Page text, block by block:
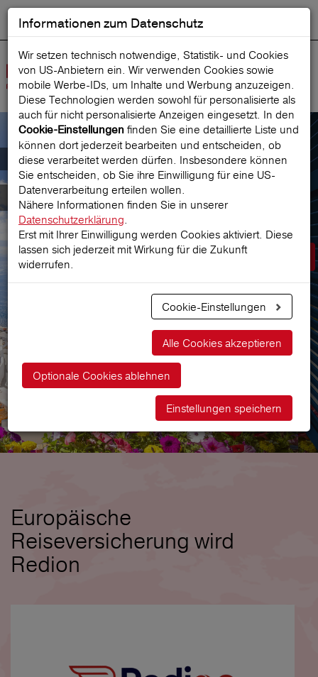
Suche starten
Der österreichische Marktführer für
Reiseversicherungen
Prämie berechnen
Europäische
Reiseversicherung wird
Redion
Informationen zum Datenschutz
Wir setzen technisch notwendige, Statistik- und Cookies
von US-Anbietern ein. Wir verwenden Cookies sowie
mobile Werbe‑IDs, um Inhalte und Werbung anzuzeigen.
Diese Technologien werden sowohl für personalisierte als
auch für nicht personalisierte Anzeigen eingesetzt. In den
Cookie-Einstellungen finden Sie eine detaillierte Liste und
können dort jederzeit bearbeiten und entscheiden, ob
diese verarbeitet werden dürfen. Insbesondere können
Sie entscheiden, ob Sie ihre Einwilligung für eine US-
Datenverarbeitung erteilen wollen.
Nähere Informationen finden Sie in unserer
Datenschutzerklärung.
Erst mit Ihrer Einwilligung werden Cookies aktiviert. Diese
lassen sich jederzeit mit Wirkung für die Zukunft
widerrufen.
Cookie-Einstellungen
Alle Cookies akzeptieren
Optionale Cookies ablehnen
Einstellungen speichern